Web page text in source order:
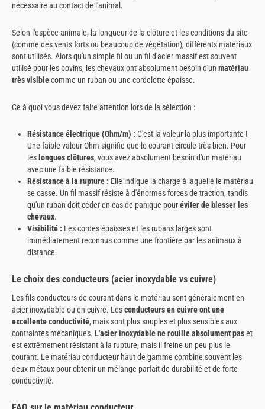
nécessaire au contact de l'animal.
Selon l'espèce animale, la longueur de la clôture et les conditions du site
(comme des vents forts ou beaucoup de végétation), différents matériaux
sont utilisés. Alors qu'un simple fil ou un fil d'acier massif est souvent
utilisé pour les bovins, les chevaux ont absolument besoin d'un matériau
très visiblecomme un ruban ou une cordelette épaisse.
Ce à quoi vous devez faire attention lors de la sélection :
Résistance électrique (Ohm/m) : C'est la valeur la plus importante !
Une faible valeur Ohm signifie que le courant circule très bien. Pour
les longues clôtures, vous avez absolument besoin d'un matériau
avec une faible résistance.
Résistance à la rupture : Elle indique la charge à laquelle le matériau
se casse. Un fil massif résiste à d'énormes forces de traction, tandis
qu'un ruban doit céder en cas de panique pouréviter de blesser les
chevaux.
Visibilité : Les cordes épaisses et les rubans larges sont
immédiatement reconnus comme une frontière par les animaux à
distance.
Le choix des conducteurs (acier inoxydable vs cuivre)
Les fils conducteurs de courant dans le matériau sont généralement en
acier inoxydable ou en cuivre. Lesconducteurs en cuivre ont une
excellente conductivité, mais sont plus souples et plus sensibles aux
contraintes mécaniques. L'acier inoxydable ne rouille absolument paset
est extrêmement résistant à la rupture, mais il freine un peu plus le
courant. Le matériau conducteur haut de gamme combine souvent les
deux métaux pour obtenir un mélange parfait de durabilité et de forte
conductivité.